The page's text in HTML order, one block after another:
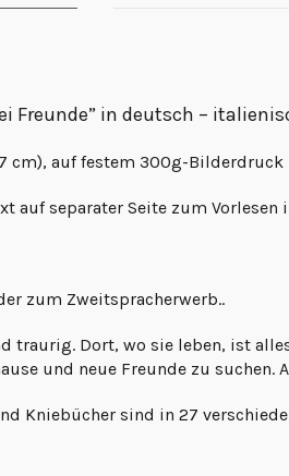
Freunde” in deutsch –
cm), auf festem 300g-Bilderdruck
separater Seite zum
zum Zweitspracherwerb..
traurig. Dort, wo sie leben, ist
und neue Freunde zu suchen.
Kniebücher sind in 27